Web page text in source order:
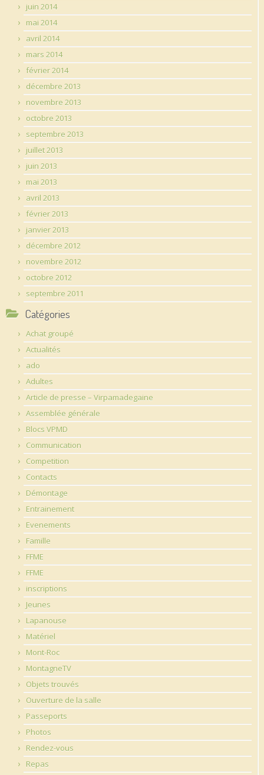
juin 2014
mai 2014
avril 2014
mars 2014
février 2014
décembre 2013
novembre 2013
octobre 2013
septembre 2013
juillet 2013
juin 2013
mai 2013
avril 2013
février 2013
janvier 2013
décembre 2012
novembre 2012
octobre 2012
septembre 2011
Catégories
Achat groupé
Actualités
ado
Adultes
Article de presse – Virpamadegaine
Assemblée générale
Blocs VPMD
Communication
Competition
Contacts
Démontage
Entrainement
Evenements
Famille
FFME
FFME
inscriptions
Jeunes
Lapanouse
Matériel
Mont-Roc
MontagneTV
Objets trouvés
Ouverture de la salle
Passeports
Photos
Rendez-vous
Repas